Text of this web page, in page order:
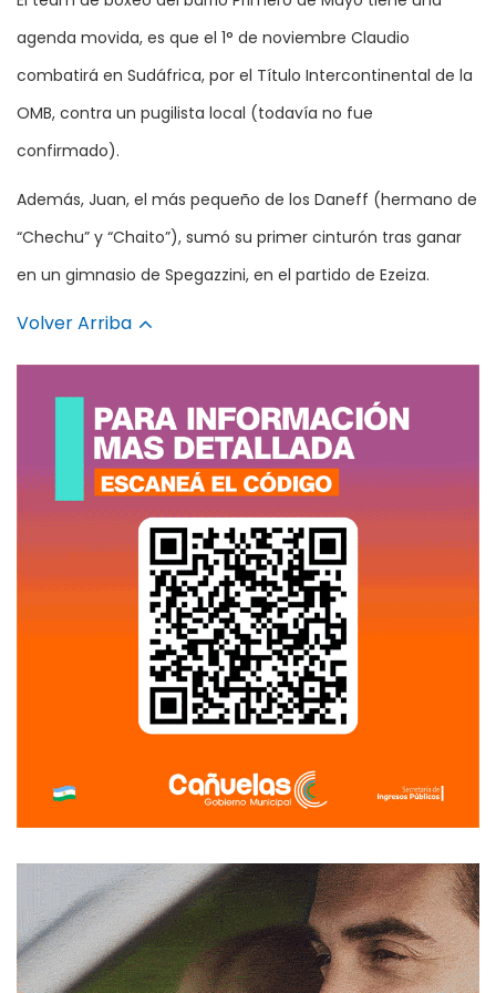
agenda movida, es que el 1° de noviembre Claudio
combatirá en Sudáfrica, por el Título Intercontinental de la
OMB, contra un pugilista local (todavía no fue
confirmado).
Además, Juan, el más pequeño de los Daneff (hermano de
“Chechu” y “Chaito”), sumó su primer cinturón tras ganar
en un gimnasio de Spegazzini, en el partido de Ezeiza.
Volver Arriba